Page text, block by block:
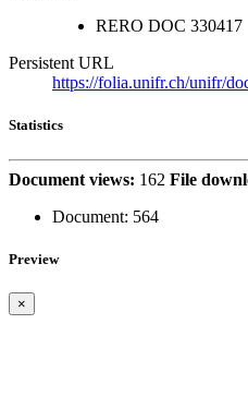
RERO DOC 330417
Persistent URL
https://folia.unifr.ch/unifr/
Statistics
Document views: 162 File
Document: 564
Preview
×